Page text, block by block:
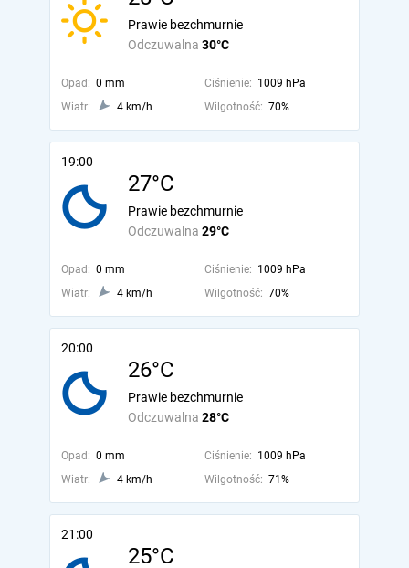
Odczuwalna 30°C
Prawie bezchmurnie
Opad: 0 mm Ciśnienie: 1009 hPa
Wiatr:
4 km/h Wilgotność: 70%
19:00
27°C
Odczuwalna 29°C
Prawie bezchmurnie
Opad: 0 mm Ciśnienie: 1009 hPa
Wiatr:
4 km/h Wilgotność: 70%
20:00
26°C
Odczuwalna 28°C
Prawie bezchmurnie
Opad: 0 mm Ciśnienie: 1009 hPa
Wiatr:
4 km/h Wilgotność: 71%
21:00
25°C